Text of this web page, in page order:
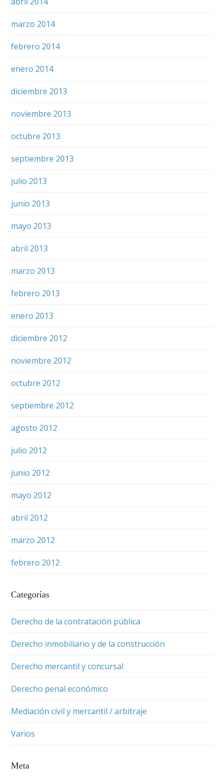
marzo 2014
febrero 2014
enero 2014
diciembre 2013
noviembre 2013
octubre 2013
septiembre 2013
julio 2013
junio 2013
mayo 2013
abril 2013
marzo 2013
febrero 2013
enero 2013
diciembre 2012
noviembre 2012
octubre 2012
septiembre 2012
agosto 2012
julio 2012
junio 2012
mayo 2012
abril 2012
marzo 2012
febrero 2012
Categorías
Derecho de la contratación pública
Derecho inmobiliario y de la construcción
Derecho mercantil y concursal
Derecho penal económico
Mediación civil y mercantil / arbitraje
Varios
Meta